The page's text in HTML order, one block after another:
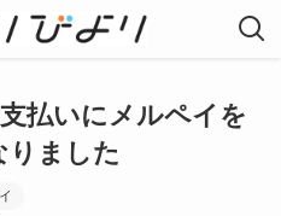
払いにメルペイを
りました